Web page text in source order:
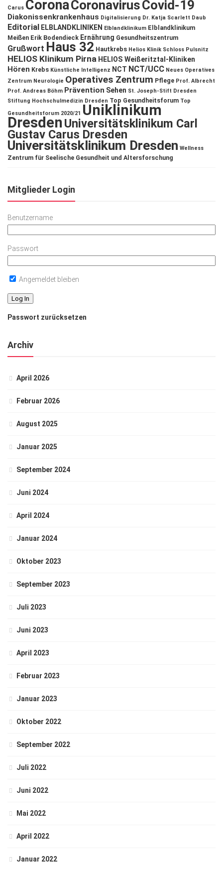
Carus CoronaCoronavirusCovid-19
Diakonissenkrankenhaus Digitalisierung Dr. Katja Scarlett Daub
Editorial ELBLANDKLINIKEN Elblandklinikum Elblandklinikum
Meißen Erik Bodendieck Ernährung Gesundheitszentrum
Grußwort Haus 32 Hautkrebs Helios Klinik Schloss Pulsnitz
HELIOS Klinikum Pirna HELIOS Weißeritztal-Kliniken
Hören Krebs Künstliche Intelligenz NCT NCT/UCC Neues Operatives
Zentrum Neurologie Operatives Zentrum Pflege Prof. Albrecht
Prof. Andreas Böhm Prävention Sehen St. Joseph-Stift Dresden
Stiftung Hochschulmedizin Dresden Top Gesundheitsforum Top
Gesundheitsforum 2020/21 Uniklinikum
DresdenUniversitätsklinikum Carl
Gustav Carus Dresden
Universitätsklinikum Dresden Wellness
Zentrum für Seelische Gesundheit und Altersforschung
Mitglieder Login
Benutzername
Passwort
Angemeldet bleiben
Passwort zurücksetzen
Archiv
April 2026
Februar 2026
August 2025
Januar 2025
September 2024
Juni 2024
April 2024
Januar 2024
Oktober 2023
September 2023
Juli 2023
Juni 2023
April 2023
Februar 2023
Januar 2023
Oktober 2022
September 2022
Juli 2022
Juni 2022
Mai 2022
April 2022
Januar 2022